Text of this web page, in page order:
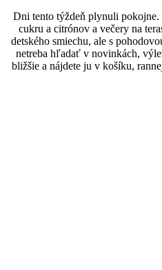
Dni tento týždeň plynuli pokojne.
cukru a citrónov a večery na
detského smiechu, ale s
netreba hľadať v novinkách,
bližšie a nájdete ju v košíku,